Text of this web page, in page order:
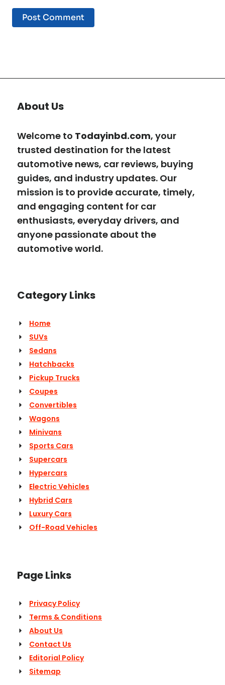
About Us
Welcome to Todayinbd.com, your
trusted destination for the latest
automotive news, car reviews, buying
guides, and industry updates. Our
mission is to provide accurate, timely,
and engaging content for car
enthusiasts, everyday drivers, and
anyone passionate about the
automotive world.
Category Links
Home
SUVs
Sedans
Hatchbacks
Pickup Trucks
Coupes
Convertibles
Wagons
Minivans
Sports Cars
Supercars
Hypercars
Electric Vehicles
Hybrid Cars
Luxury Cars
Off-Road Vehicles
Page Links
Privacy Policy
Terms & Conditions
About Us
Contact Us
Editorial Policy
Sitemap